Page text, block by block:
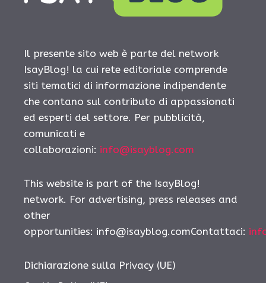
Il presente sito web è parte del network
IsayBlog! la cui rete editoriale comprende
siti tematici di informazione indipendente
che contano sul contributo di appassionati
ed esperti del settore. Per pubblicità,
comunicati e
collaborazioni: info@isayblog.com
This website is part of the IsayBlog!
network. For advertising, press releases and
other
opportunities: info@isayblog.comContattaci:
Dichiarazione sulla Privacy (UE)